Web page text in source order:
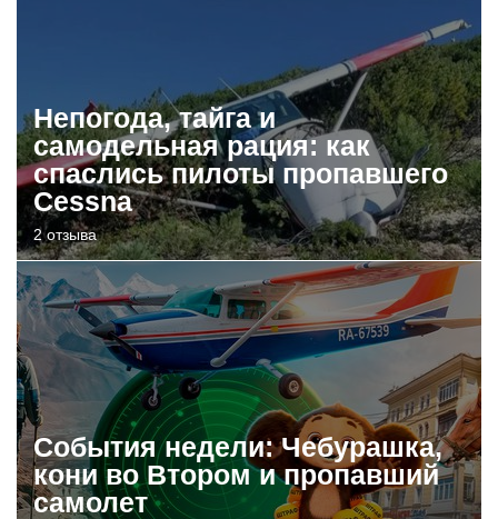
Непогода, тайга и
самодельная рация: как
спаслись пилоты пропавшего
Cessna
2 отзыва
События недели: Чебурашка,
кони во Втором и пропавший
самолет